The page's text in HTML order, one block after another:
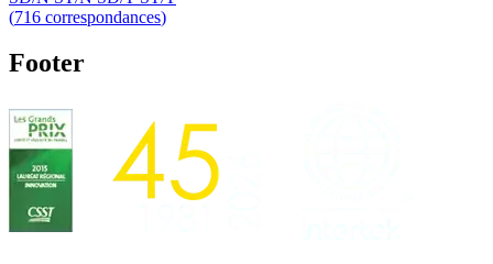
(716 correspondances)
Footer